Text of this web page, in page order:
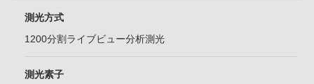
測光方式
1200分割ライブビュー分析測光
測光素子